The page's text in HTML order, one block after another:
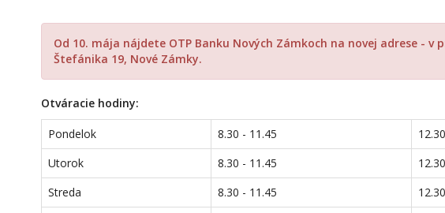
Od 10. mája nájdete OTP Banku Nových Zámkoch na novej adrese - v
Štefánika 19, Nové Zámky.
Otváracie hodiny:
Pondelok 8.30 - 11.45
Utorok
8.30 - 11.45
Streda
8.30 - 11.45